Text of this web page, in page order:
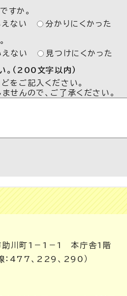
すか。
ない
分かりにくかった
えない
見つけにくかった
。（200文字以内）
をご記入ください。
せんので、ご了承ください。
川町1－1－1 本庁舎1階
477、229、290）